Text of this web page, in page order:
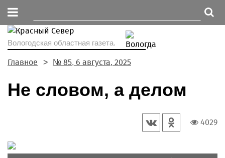
Вологодская областная газета.
Главное № 85, 6 августа, 2025
Не словом, а делом
4029